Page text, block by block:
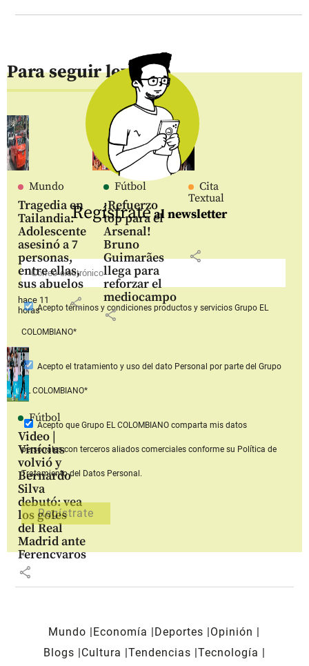
Para seguir leyendo
Mundo
Tragedia en
Tailandia:
Adolescente
asesinó a 7
personas,
entre ellas,
sus abuelos
hace 11
horas
share
Fútbol
¡Refuerzo
top para el
Arsenal!
Bruno
Guimarães
llega para
reforzar el
mediocampo
share
Cita
Textual
share
Fútbol
Video |
Vinícius
volvió y
Bernardo
Silva
debutó: vea
los goles
del Real
Madrid ante
Ferencvaros
share
Regístrateal newsletter
Aceptotérminos y condiciones productos y serviciosGrupo EL
COLOMBIANO*
Acepto el tratamiento y uso del dato Personal por parte del Grupo
EL COLOMBIANO*
Acepto que Grupo EL COLOMBIANOcomparta mis datos
personales con terceros aliados comerciales conforme su Política de
Tratamiento del Datos Personal.
Mundo Economía Deportes
Opinión
Blogs
Cultura Tendencias Tecnología